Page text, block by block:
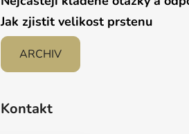
Jak zjistit velikost prstenu
ARCHIV
Kontakt